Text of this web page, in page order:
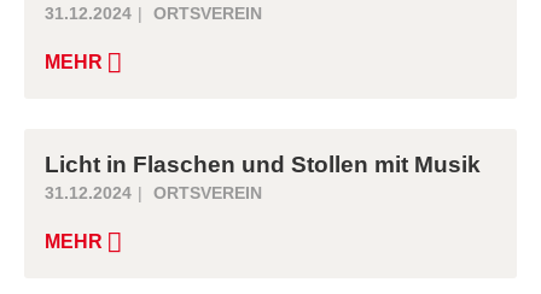
31.12.2024 ORTSVEREIN
MEHR
Licht in Flaschen und Stollen mit Musik
31.12.2024 ORTSVEREIN
MEHR